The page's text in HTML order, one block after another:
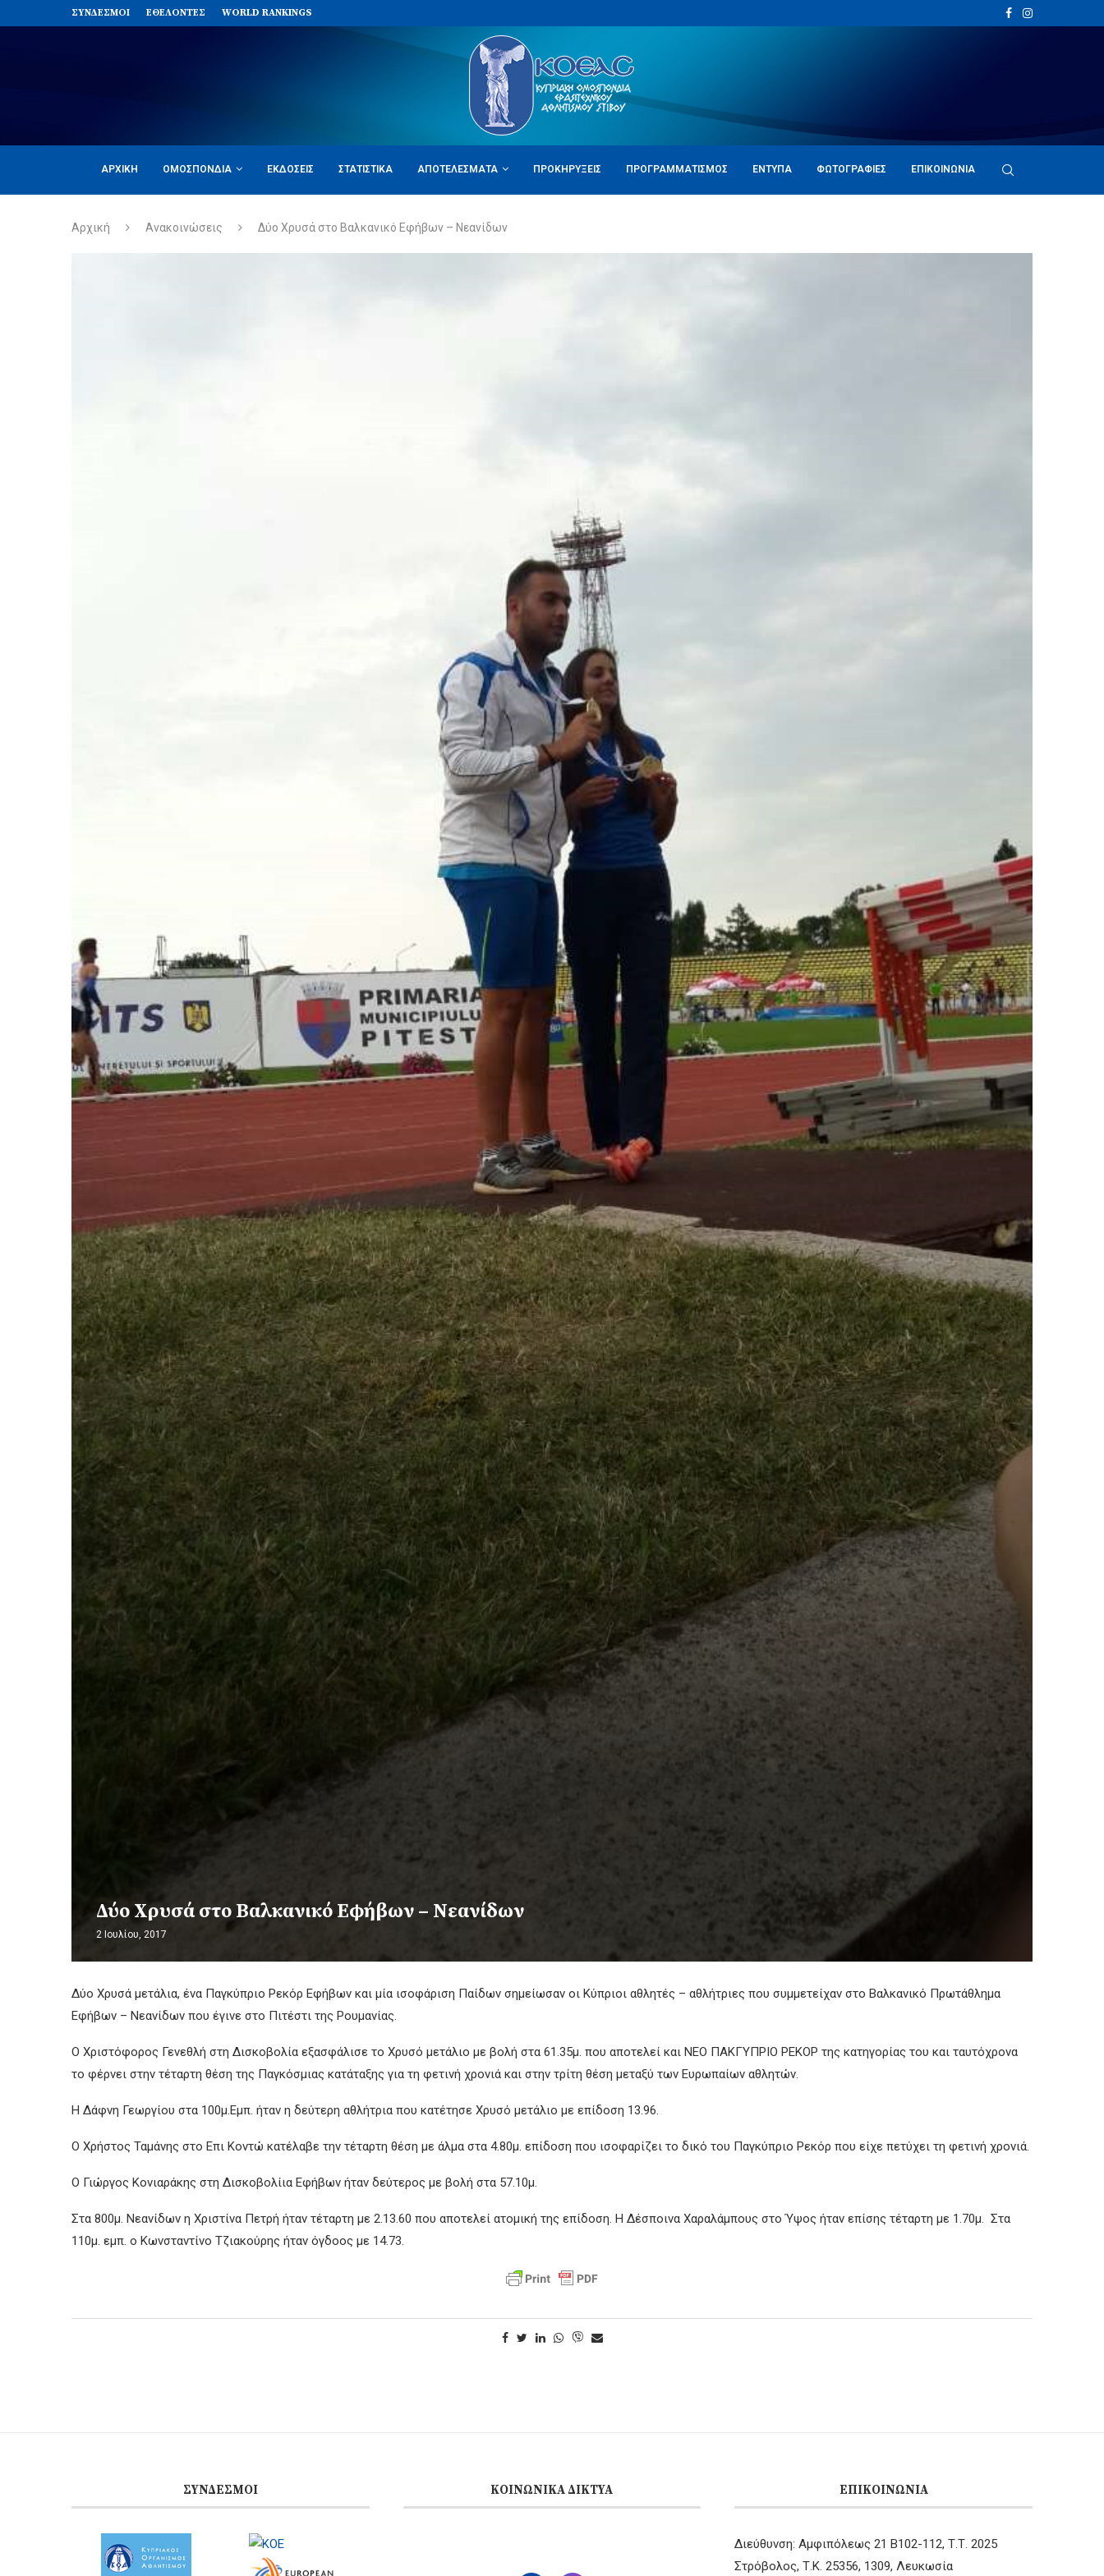
ΣΥΝΔΈΣΜΟΙ ΕΘΕΛΟΝΤΈΣ WORLD RANKINGS
ΑΡΧΙΚΉ ΟΜΟΣΠΟΝΔΊΑ ΕΚΔΌΣΕΙΣ ΣΤΑΤΙΣΤΙΚΆ ΑΠΟΤΕΛΈΣΜΑΤΑ ΠΡΟΚΗΡΎΞΕΙΣ ΠΡΟΓΡΑΜΜΑΤΙΣΜΌΣ ΈΝΤΥΠΑ ΦΩΤΟΓΡΑΦΊΕΣ ΕΠΙΚΟΙΝΩΝΊΑ
Αρχική Ανακοινώσεις Δύο Χρυσά στο Βαλκανικό Εφήβων – Νεανίδων
Δύο Χρυσά στο Βαλκανικό Εφήβων – Νεανίδων
2 Ιουλίου, 2017
Δύο Χρυσά μετάλια, ένα Παγκύπριο Ρεκόρ Εφήβων και μία ισοφάριση Παίδων σημείωσαν οι Κύπριοι αθλητές – αθλήτριες που συμμετείχαν στο Βαλκανικό Πρωτάθλημα
Εφήβων – Νεανίδων που έγινε στο Πιτέστι της Ρουμανίας.
Ο Χριστόφορος Γενεθλή στη Δισκοβολία εξασφάλισε το Χρυσό μετάλιο με βολή στα 61.35μ. που αποτελεί και ΝΕΟ ΠΑΚΓΥΠΡΙΟ ΡΕΚΟΡ της κατηγορίας του και ταυτόχρονα
το φέρνει στην τέταρτη θέση της Παγκόσμιας κατάταξης για τη φετινή χρονιά και στην τρίτη θέση μεταξύ των Ευρωπαίων αθλητών.
Η Δάφνη Γεωργίου στα 100μ.Εμπ. ήταν η δεύτερη αθλήτρια που κατέτησε Χρυσό μετάλιο με επίδοση 13.96.
Ο Χρήστος Ταμάνης στο Επι Κοντώ κατέλαβε την τέταρτη θέση με άλμα στα 4.80μ. επίδοση που ισοφαρίζει το δικό του Παγκύπριο Ρεκόρ που είχε πετύχει τη φετινή χρονιά.
Ο Γιώργος Κονιαράκης στη Δισκοβολίια Εφήβων ήταν δεύτερος με βολή στα 57.10μ.
Στα 800μ. Νεανίδων η Χριστίνα Πετρή ήταν τέταρτη με 2.13.60 που αποτελεί ατομική της επίδοση. Η Δέσποινα Χαραλάμπους στο Ύψος ήταν επίσης τέταρτη με 1.70μ. Στα
110μ. εμπ. ο Κωνσταντίνο Τζιακούρης ήταν όγδοος με 14.73.
ΣΎΝΔΕΣΜΟΙ ΚΟΙΝΩΝΙΚΆ ΔΊΚΤΥΑ ΕΠΙΚΟΙΝΩΝΊΑ
Διεύθυνση: Αμφιπόλεως 21 B102-112, Τ.Τ. 2025
Στρόβολος, Τ.Κ. 25356, 1309, Λευκωσία